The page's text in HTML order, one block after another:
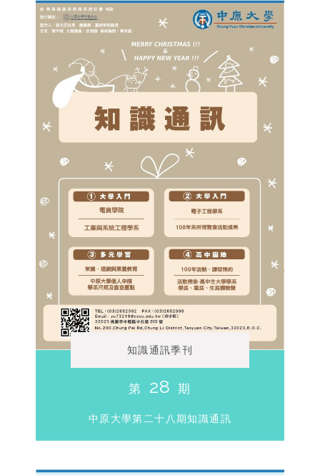
知識通訊季刊
第 28 期
中原大學第二十八期知識通訊